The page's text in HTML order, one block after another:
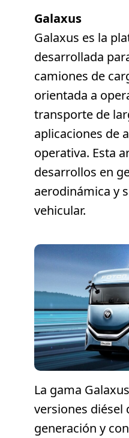
Galaxus
Galaxus es la
desarrollada
camiones de
orientada a
transporte de
aplicaciones de
operativa. Esta
desarrollos en
aerodinámica y
vehicular.
La gama
versiones diésel
generación y